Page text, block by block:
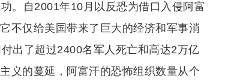
。自2001年10月以反恐为借口入侵阿富
不仅给美国带来了巨大的经济和军事消
出了超过2400名军人死亡和高达2万亿
义的蔓延，阿富汗的恐怖组织数量从个